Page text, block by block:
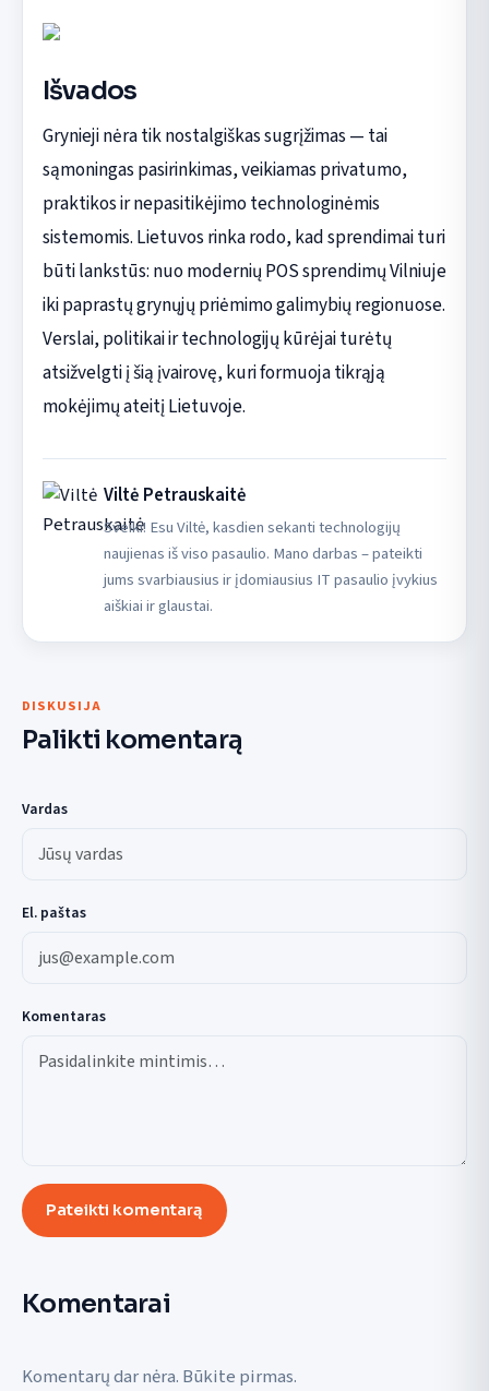
Išvados
Grynieji nėra tik nostalgiškas sugrįžimas — tai
sąmoningas pasirinkimas, veikiamas privatumo,
praktikos ir nepasitikėjimo technologinėmis
sistemomis. Lietuvos rinka rodo, kad sprendimai turi
būti lankstūs: nuo modernių POS sprendimų Vilniuje
iki paprastų grynųjų priėmimo galimybių regionuose.
Verslai, politikai ir technologijų kūrėjai turėtų
atsižvelgti į šią įvairovę, kuri formuoja tikrąją
mokėjimų ateitį Lietuvoje.
Viltė Petrauskaitė
Sveiki! Esu Viltė, kasdien sekanti technologijų
naujienas iš viso pasaulio. Mano darbas – pateikti
jums svarbiausius ir įdomiausius IT pasaulio įvykius
aiškiai ir glaustai.
DISKUSIJA
Palikti komentarą
Vardas
El. paštas
Komentaras
Pateikti komentarą
Komentarai
Komentarų dar nėra. Būkite pirmas.